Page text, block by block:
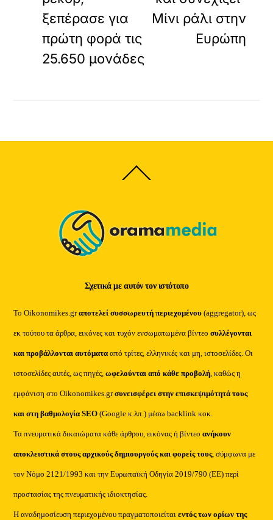
ξεπέρασε για
πρώτη φορά τις
25.650 μονάδες
Μίνι ράλι στην
Ευρώπη
Back
To
Σχετικά με αυτόν τον ιστότοπο
Το Oikonomikes.grαποτελεί συσσωρευτή περιεχομένου (aggregator), ως
εκ τούτου τα άρθρα, εικόνες και τυχόν ενσωματωμένα βίντεοσυλλέγονται
και προβάλλονται αυτόματααπό τρίτες, ελληνικές και μη, ιστοσελίδες. Οι
ιστοσελίδες αυτές, ως πηγές,ωφελούνται από κάθε προβολή, καθώς η
εμφάνιση στο Oikonomikes.grσυνεισφέρει στην επισκεψιμότητά τους
και στη βαθμολογία SEO (Google κ.λπ.) μέσω backlink κοκ.
Τα πνευματικά δικαιώματα κάθε άρθρου, εικόνας ή βίντεοανήκουν
αποκλειστικά στους αρχικούς δημιουργούς και φορείς τους, σύμφωνα με
τον Νόμο 2121/1993 και την Ευρωπαϊκή Οδηγία 2019/790 (ΕΕ) περί
προστασίας της πνευματικής ιδιοκτησίας.
Η αναδημοσίευση περιεχομένου πραγματοποιείταιεντός των ορίων της